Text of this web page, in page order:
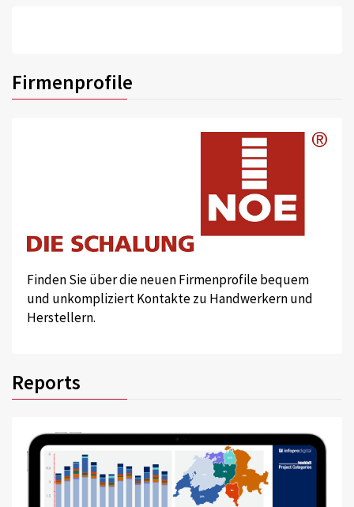
Firmenprofile
Finden Sie über die neuen Firmenprofile bequem
und unkompliziert Kontakte zu Handwerkern und
Herstellern.
Reports